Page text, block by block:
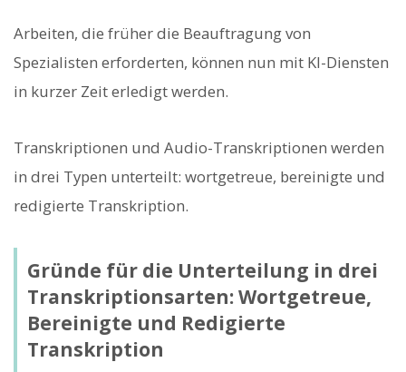
Arbeiten, die früher die Beauftragung von
Spezialisten erforderten, können nun mit KI-Diensten
in kurzer Zeit erledigt werden.
Transkriptionen und Audio-Transkriptionen werden
in drei Typen unterteilt: wortgetreue, bereinigte und
redigierte Transkription.
Gründe für die Unterteilung in drei
Transkriptionsarten: Wortgetreue,
Bereinigte und Redigierte
Transkription